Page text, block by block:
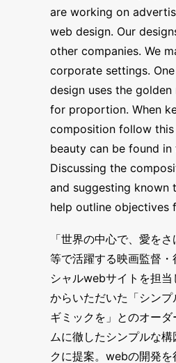
are working on
web design. Our
other companies. We
corporate settings.
design uses the
for proportion. When
composition follow
beauty can be found in
Discussing the
and suggesting known
help outline objectives
「世界の中心で、愛を
等で活躍する映画監督・
シャルwebサイトを担当
からいただいた「シン
ギミックを」とのオー
ムに徹したシンプルな
クに提案。webの開発を